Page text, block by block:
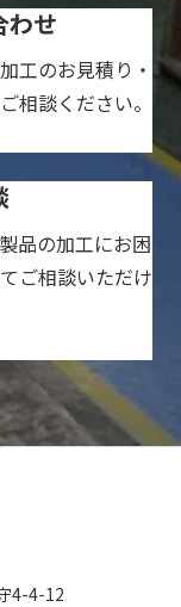
わせ
工のお見積り・
相談ください。
品の加工にお困
ご相談いただけ
4-4-12